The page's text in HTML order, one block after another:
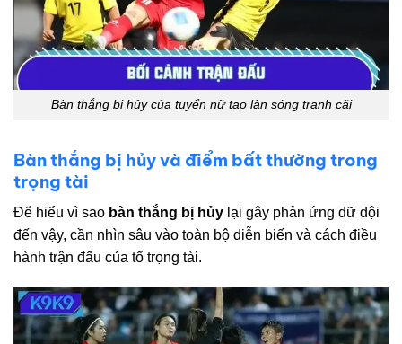
Bàn thắng bị hủy của tuyển nữ tạo làn sóng tranh cãi
Bàn thắng bị hủy và điểm bất thường trong
trọng tài
Để hiểu vì sao bàn thắng bị hủy lại gây phản ứng dữ dội
đến vậy, cần nhìn sâu vào toàn bộ diễn biến và cách điều
hành trận đấu của tổ trọng tài.